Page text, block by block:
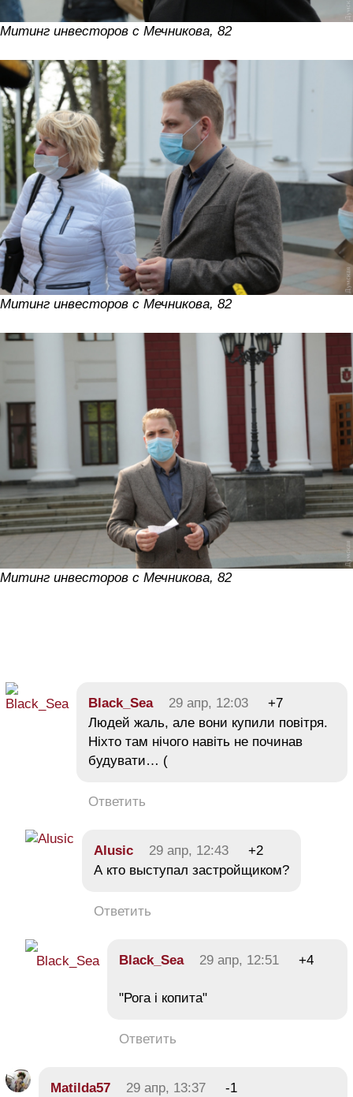
Митинг инвесторов с Мечникова, 82
Митинг инвесторов с Мечникова, 82
Митинг инвесторов с Мечникова, 82
Black_Sea 29 апр, 12:03
+7
Людей жаль, але вони купили повітря.
Ніхто там нічого навіть не починав
будувати… (
Ответить
Alusic 29 апр, 12:43
+2
А кто выступал застройщиком?
Ответить
Black_Sea 29 апр, 12:51 +4
"Рога і копита"
Ответить
Matilda57 29 апр, 13:37
-1